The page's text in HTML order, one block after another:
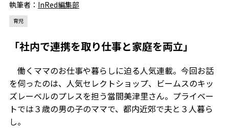
執筆者： InRed編集部
育児
「社内で連携を取り仕事と家庭を両立」
働くママのお仕事や暮らしに迫る人気連載。今回お話
を伺ったのは、人気セレクトショップ、ビームスのキッ
ズレーベルのプレスを担う當間美津里さん。プライベー
トでは３歳の男の子のママで、都内近郊で夫と３人暮ら
し。